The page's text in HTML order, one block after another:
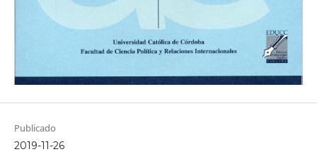
Publicado
2019-11-26